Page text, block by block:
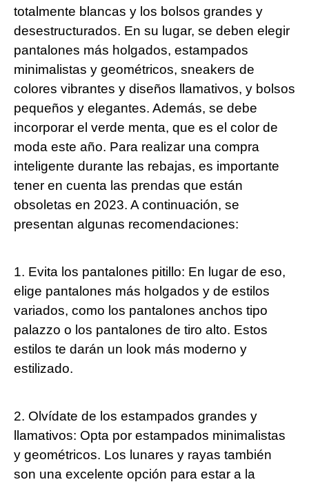
totalmente blancas y los bolsos grandes y
desestructurados. En su lugar, se deben elegir
pantalones más holgados, estampados
minimalistas y geométricos, sneakers de
colores vibrantes y diseños llamativos, y bolsos
pequeños y elegantes. Además, se debe
incorporar el verde menta, que es el color de
moda este año. Para realizar una compra
inteligente durante las rebajas, es importante
tener en cuenta las prendas que están
obsoletas en 2023. A continuación, se
presentan algunas recomendaciones:
1. Evita los pantalones pitillo: En lugar de eso,
elige pantalones más holgados y de estilos
variados, como los pantalones anchos tipo
palazzo o los pantalones de tiro alto. Estos
estilos te darán un look más moderno y
estilizado.
2. Olvídate de los estampados grandes y
llamativos: Opta por estampados minimalistas
y geométricos. Los lunares y rayas también
son una excelente opción para estar a la